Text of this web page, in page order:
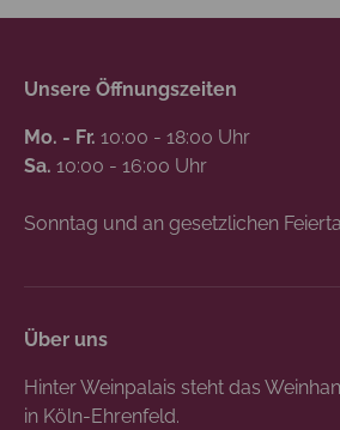
Unsere Öffnungszeiten
Mo. - Fr. 10:00 - 18:00 Uhr
Sa. 10:00 - 16:00 Uhr
Sonntag und an gesetzlichen
Über uns
Hinter Weinpalais steht das
in Köln-Ehrenfeld.